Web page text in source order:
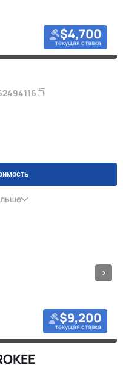
$4,700
текущая ставка
$9,200
текущая ставка